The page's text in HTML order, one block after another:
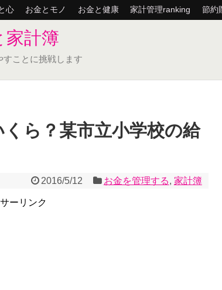
心 お金とモノ お金と健康 家計管理ranking 節約
計簿
ことに挑戦します
ら？某市立小学校の給
2016/5/12 お金を管理する, 家計簿
ーリンク